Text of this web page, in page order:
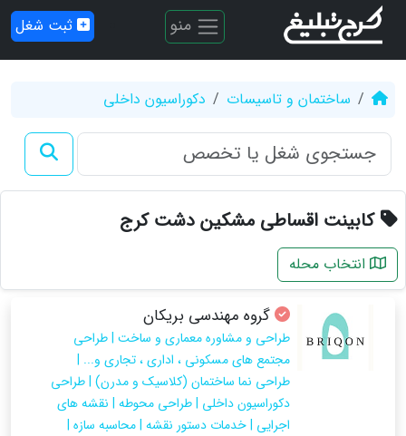
منو ثبت شغل
ساختمان و تاسیسات دکوراسیون داخلی
کابینت اقساطی مشکین دشت کرج
انتخاب محله
گروه مهندسی بریکان
طراحی و مشاوره معماری و ساخت | طراحی
مجتمع های مسکونی ، اداری ، تجاری و... |
طراحی نما ساختمان (کلاسیک و مدرن) | طراحی
دکوراسیون داخلی | طراحی محوطه | نقشه های
اجرایی | خدمات دستور نقشه | محاسبه سازه |